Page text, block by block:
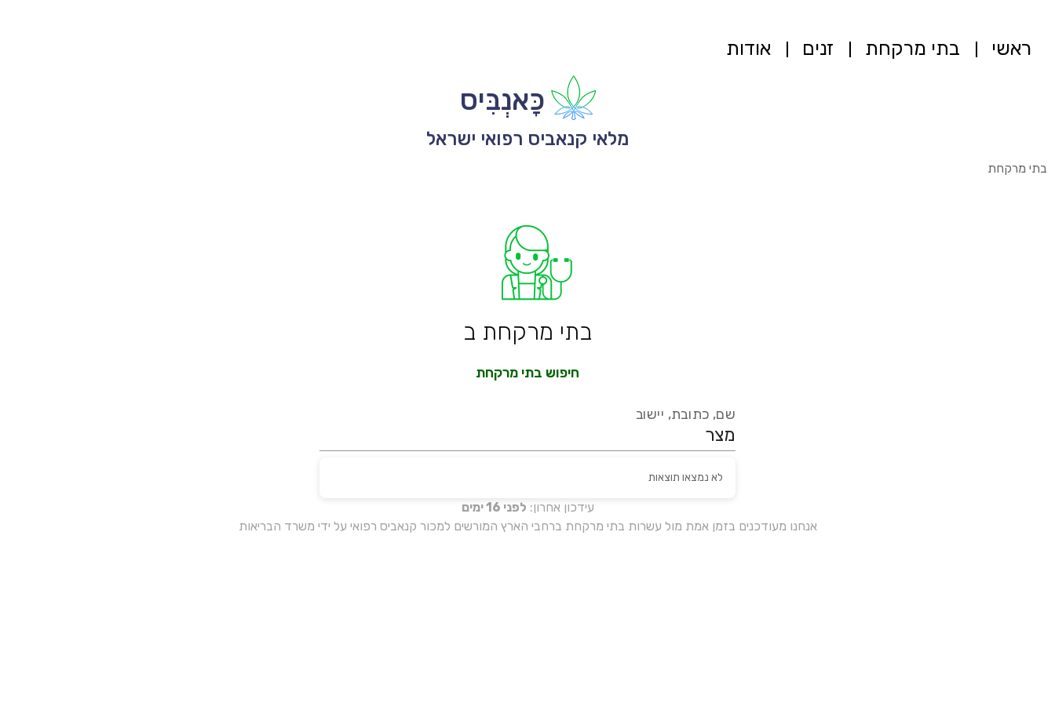
ראשי בתי מרקחת זנים אודות
כָּאנְבִּיס
מלאי קנאביס רפואי ישראל
בתי מרקחת
בתי מרקחת ב
חיפוש בתי מרקחת
שם, כתובת, יישוב
עידכון אחרון: לפני 16 ימים
אנחנו מעודכנים בזמן אמת מול עשרות בתי מרקחת ברחבי הארץ המורשים למכור קנאביס רפואי על ידי משרד הבריאות
לא נמצאו תוצאות